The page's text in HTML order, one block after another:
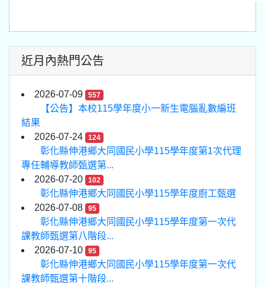
近月內熱門公告
2026-07-09 557
【公告】本校115學年度小一新生電腦亂數編班
結果
2026-07-24
124
彰化縣伸港鄉大同國民小學115學年度第1次代理
專任輔導教師甄選第...
2026-07-20
102
彰化縣伸港鄉大同國民小學115學年度廚工甄選
2026-07-08
95
彰化縣伸港鄉大同國民小學115學年度第一次代
課教師甄選第八階段...
2026-07-10
95
彰化縣伸港鄉大同國民小學115學年度第一次代
課教師甄選第十階段...